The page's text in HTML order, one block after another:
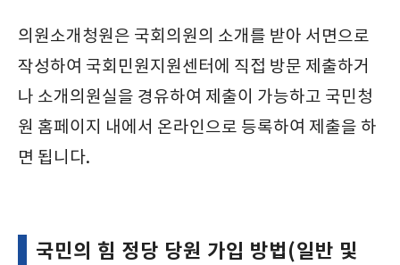
의원소개청원은 국회의원의 소개를 받아 서면으로
작성하여 국회민원지원센터에 직접 방문 제출하거
나 소개의원실을 경유하여 제출이 가능하고 국민청
원 홈페이지 내에서 온라인으로 등록하여 제출을 하
면 됩니다.
국민의 힘 정당 당원 가입 방법(일반 및